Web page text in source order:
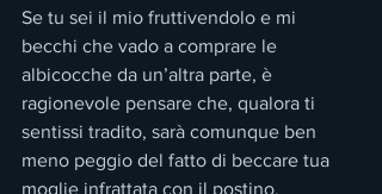
Se tu sei il mio fruttivendolo e mi
becchi che vado a comprare le
albicocche da un’altra parte, è
ragionevole pensare che, qualora ti
sentissi tradito, sarà comunque ben
meno peggio del fatto di beccare tua
moglie infrattata con il postino.